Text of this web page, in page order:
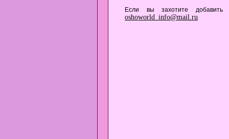
Если вы захотите добавить
oshoworld_info@mail.ru